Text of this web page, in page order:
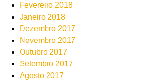
Fevereiro 2018
Janeiro 2018
Dezembro 2017
Novembro 2017
Outubro 2017
Setembro 2017
Agosto 2017